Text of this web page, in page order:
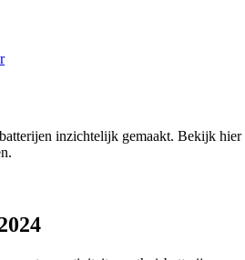
inzichtelijk gemaakt. Bekijk